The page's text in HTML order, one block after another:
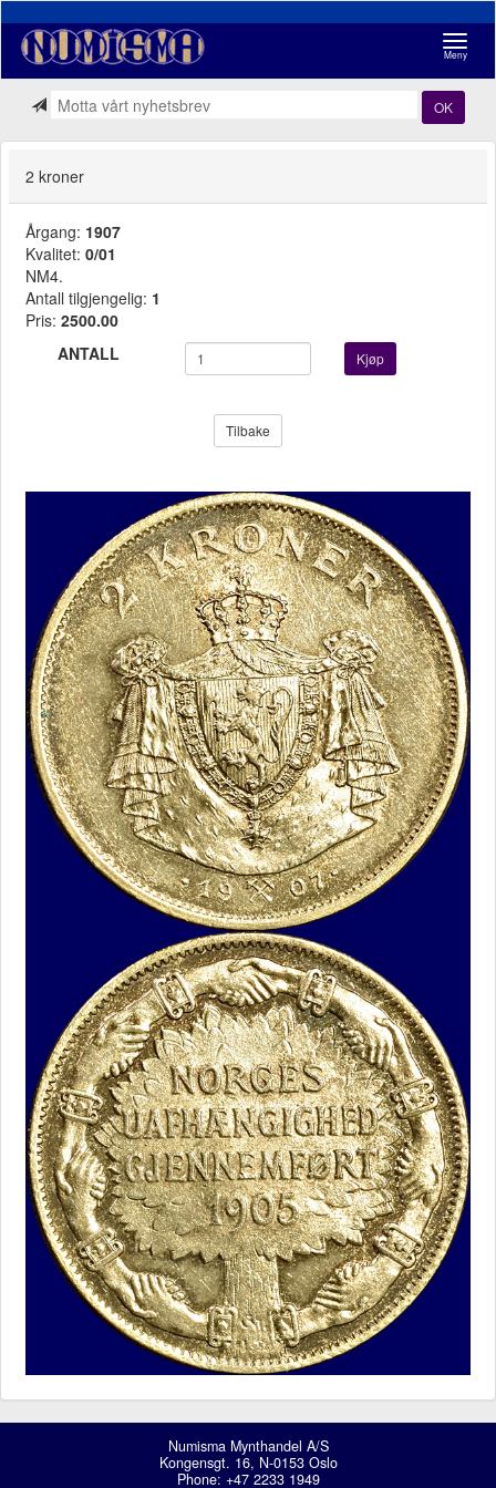
Meny
OK
2 kroner
Årgang: 1907
Kvalitet: 0/01
NM4.
Antall tilgjengelig: 1
Pris: 2500.00
ANTALL
Kjøp
Tilbake
Numisma Mynthandel A/S
Kongensgt. 16, N-0153 Oslo
Phone: +47 2233 1949